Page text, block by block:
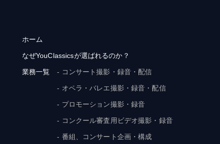
ホーム
なぜYouClassicsが選ばれるのか？
業務一覧 - コンサート撮影・録音・配信
- オペラ・バレエ撮影・録音・配信
- プロモーション撮影・録音
- コンクール審査用ビデオ撮影・録音
- 番組、コンサート企画・構成